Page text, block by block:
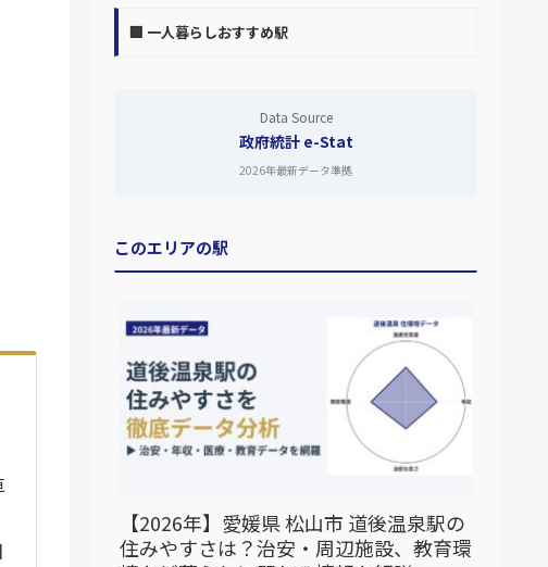
🏢 一人暮らしおすすめ駅
Data Source
政府統計 e-Stat
2026年最新データ準拠
このエリアの駅
【2026年】愛媛県 松山市 道後温泉駅の
住みやすさは？治安・周辺施設、教育環